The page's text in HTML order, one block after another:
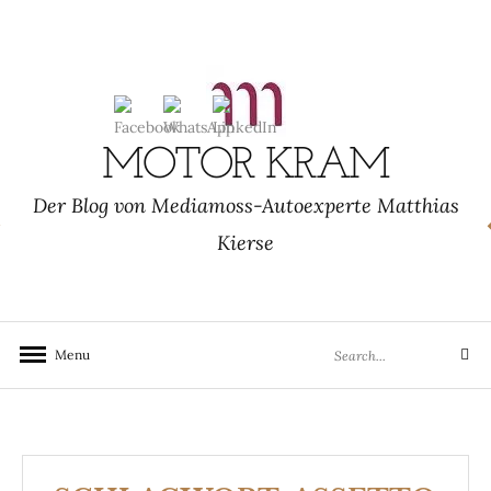
MOTOR KRAM
Der Blog von Mediamoss-Autoexperte Matthias
Kierse
Menu
for:
Search